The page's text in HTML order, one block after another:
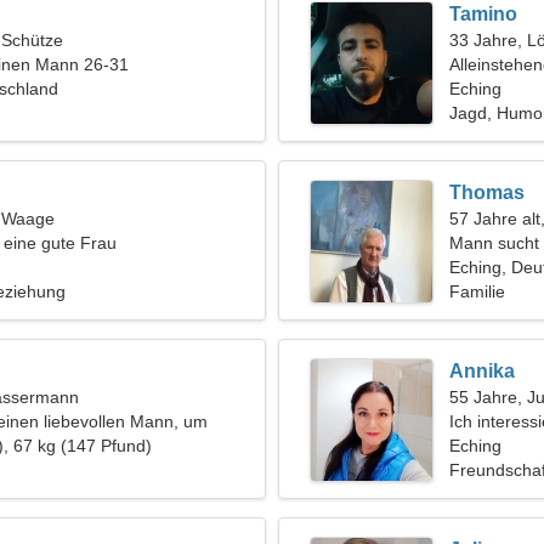
Mann 26-31
Tamino
33 Jahre,
Eching
Jagd,
gute Frau
Thomas
57 Jahre
Mann
Eching,
Familie
liebevollen Mann, um
reisen
67 kg (147 Pfund)
Annika
55 Jahre,
Ich
Musik
Eching